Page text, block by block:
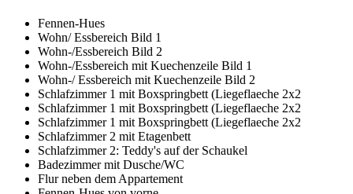
Fennen-Hues
Wohn/ Essbereich Bild 1
Wohn-/Essbereich Bild 2
Wohn-/Essbereich mit Kuechenzeile Bild 1
Wohn-/ Essbereich mit Kuechenzeile Bild 2
Schlafzimmer 1 mit Boxspringbett (Liegeflaeche 2x2
Schlafzimmer 1 mit Boxspringbett (Liegeflaeche 2x2
Schlafzimmer 1 mit Boxspringbett (Liegeflaeche 2x2
Schlafzimmer 2 mit Etagenbett
Schlafzimmer 2: Teddy's auf der Schaukel
Badezimmer mit Dusche/WC
Flur neben dem Appartement